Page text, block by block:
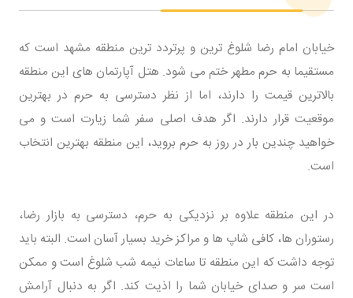
خیابان امام رضا شلوغ ترین و پرتردد ترین منطقه مشهد است که
مستقیما به حرم مطهر ختم می شود. هتل آپارتمان های این منطقه
بالاترین قیمت را دارند، اما از نظر دسترسی به حرم در بهترین
موقعیت قرار دارند. اگر هدف اصلی سفر شما زیارت است و می
خواهید چندین بار در روز به حرم بروید، این منطقه بهترین انتخاب
است.
در این منطقه علاوه بر نزدیکی به حرم، دسترسی به بازار رضا،
رستوران ها، کافی شاپ ها و مراکز خرید بسیار آسان است. البته باید
توجه داشت که این منطقه تا ساعات نیمه شب شلوغ است و ممکن
است سر و صدای خیابان شما را اذیت کند. اگر به دنبال آرامش